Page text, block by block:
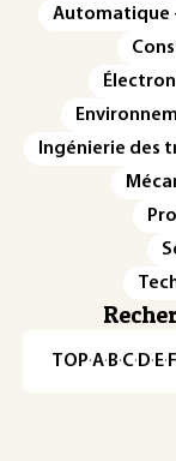
Automatique
Ingénierie des
TOP·A·B·C· D· E· F